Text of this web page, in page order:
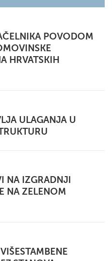
POVODOM
HRVATSKIH
ULAGANJA U
NA IZGRADNJI
NA ZELENOM